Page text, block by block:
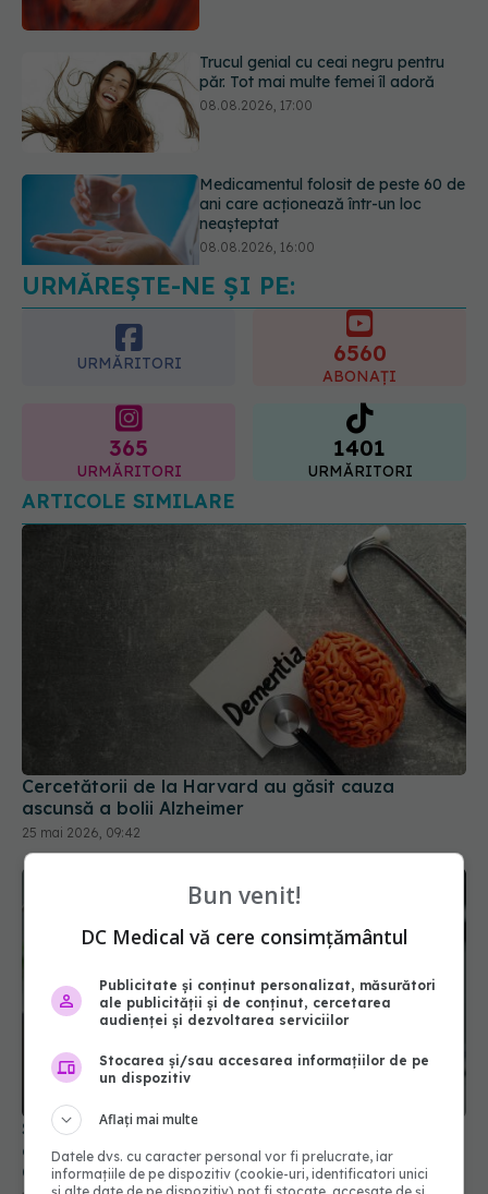
Medicamentul folosit de peste 60 de
ani care acționează într-un loc
neașteptat
Transpirații nocturne: semnul ignorat
care poate ascunde probleme
serioase de sănătate
08.08.2026, 20:00
URMĂREȘTE-NE ȘI PE:
URMĂRITORI 6560
ABONAȚI
365
URMĂRITORI
1401
URMĂRITORI
ARTICOLE SIMILARE
Cercetătorii de la Harvard au găsit cauza
ascunsă a bolii Alzheimer
25 mai 2026, 09:42
Semnul banal de la locul de muncă ce poate
anunța demența cu 15 ani înainte de diagnostic.
Ce a descoperit un studiu recent
Bun venit!
DC Medical vă cere consimțământul
Publicitate și conținut personalizat, măsurători
ale publicității și de conținut, cercetarea
audienței și dezvoltarea serviciilor
Stocarea și/sau accesarea informațiilor de pe
un dispozitiv
Aflați mai multe
Datele dvs. cu caracter personal vor fi prelucrate, iar
informațiile de pe dispozitiv (cookie-uri, identificatori unici